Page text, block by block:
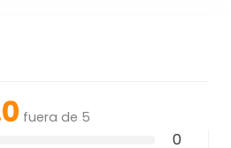
fuera de 5
0